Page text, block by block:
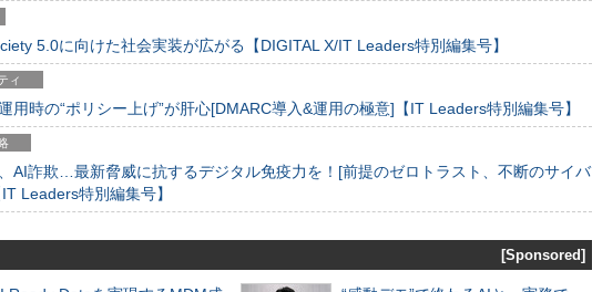
5.0に向けた社会実装が広がる【DIGITAL X/IT Leaders特別編集号】
ィ
用時の“ポリシー上げ”が肝心[DMARC導入&運用の極意]【IT Leaders特別編集号】
AI詐欺…最新脅威に抗するデジタル免疫力を！[前提のゼロトラスト、不断のサイバ
Leaders特別編集号】
[Sponsored]